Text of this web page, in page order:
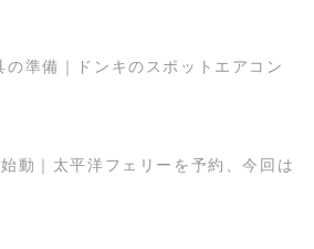
の準備｜ドンキのスポットエアコン
動｜太平洋フェリーを予約、今回は